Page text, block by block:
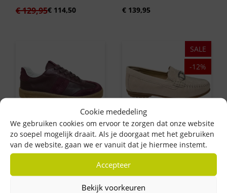
Cookie mededeling
We gebruiken cookies om ervoor te zorgen dat onze website
zo soepel mogelijk draait. Als je doorgaat met het gebruiken
van de website, gaan we er vanuit dat je hiermee instemt.
Accepteer
Bekijk voorkeuren
€129,95
Oorspronkelijke
€ 114,50
Huidige
€139,95
Sioux 42270 717
Sneakers Suede
Aubergine Dames
SALE
-12%
Sioux 66979 723 H
Instappers Wit Leer
Dames
prijs
was:
€ 129,95.
prijs
is:
€ 114,50.